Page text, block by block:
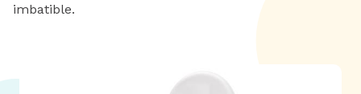
imbatible.